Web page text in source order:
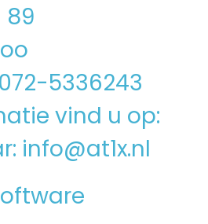
89
5336243
vind u op:
info@at1x.nl